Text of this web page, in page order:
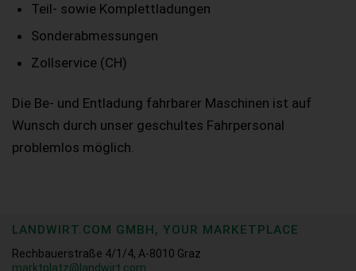
Teil- sowie Komplettladungen
Sonderabmessungen
Zollservice (CH)
Die Be- und Entladung fahrbarer Maschinen ist auf
Wunsch durch unser geschultes Fahrpersonal
problemlos möglich.
LANDWIRT.COM GMBH, YOUR MARKETPLACE
Rechbauerstraße 4/1/4, A-8010 Graz
marktplatz@landwirt.com